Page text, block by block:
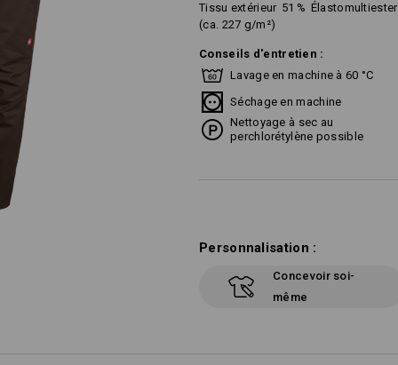
Tissu extérieur 51 % Élastomultiester
(ca. 227 g/m²)
Conseils d'entretien :
Lavage en machine à 60 °C
Séchage en machine
Nettoyage à sec au
perchlorétylène possible
Personnalisation :
Concevoir soi-
même